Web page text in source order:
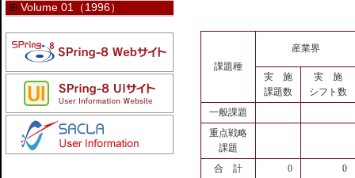
課題種
産業界
実 施
課題数
実 施
シフト数
一般課題
重点戦略
課題
合 計
0 0
Volume 01（1996）